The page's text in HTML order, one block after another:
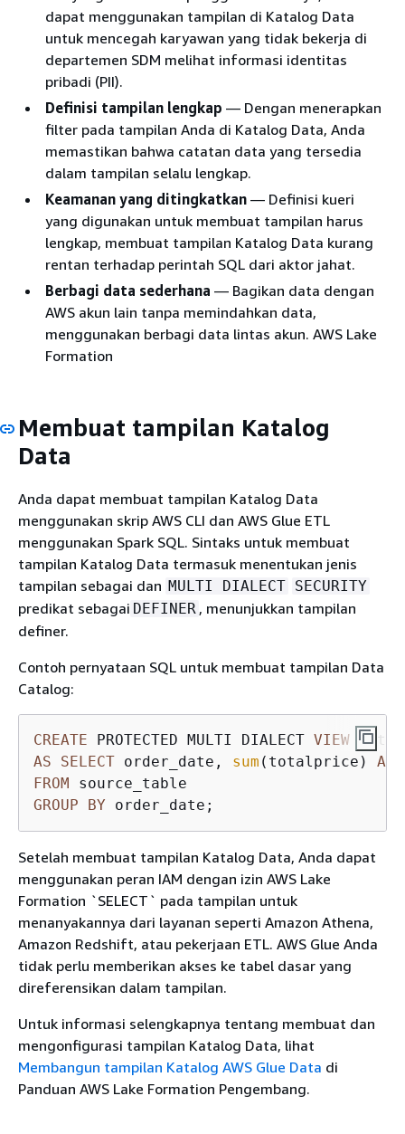
dapat menggunakan tampilan di Katalog Data
untuk mencegah karyawan yang tidak bekerja di
departemen SDM melihat informasi identitas
pribadi (PII).
Definisi tampilan lengkap — Dengan menerapkan
filter pada tampilan Anda di Katalog Data, Anda
memastikan bahwa catatan data yang tersedia
dalam tampilan selalu lengkap.
Keamanan yang ditingkatkan — Definisi kueri
yang digunakan untuk membuat tampilan harus
lengkap, membuat tampilan Katalog Data kurang
rentan terhadap perintah SQL dari aktor jahat.
Berbagi data sederhana — Bagikan data dengan
AWS akun lain tanpa memindahkan data,
menggunakan berbagi data lintas akun. AWS Lake
Formation
Membuat tampilan Katalog
Data
Anda dapat membuat tampilan Katalog Data
menggunakan skrip AWS CLI dan AWS Glue ETL
menggunakan Spark SQL. Sintaks untuk membuat
tampilan Katalog Data termasuk menentukan jenis
tampilan sebagai dan MULTI DIALECT SECURITY
predikat sebagai DEFINER , menunjukkan tampilan
definer.
Contoh pernyataan SQL untuk membuat tampilan Data
Catalog:
CREATE PROTECTED MULTI DIALECT VIEW
AS
SELECT order_date, sum (totalprice) AS
FROM
GROUP
BY order_date;
Setelah membuat tampilan Katalog Data, Anda dapat
menggunakan peran IAM dengan izin AWS Lake
Formation `SELECT` pada tampilan untuk
menanyakannya dari layanan seperti Amazon Athena,
Amazon Redshift, atau pekerjaan ETL. AWS Glue Anda
tidak perlu memberikan akses ke tabel dasar yang
direferensikan dalam tampilan.
Untuk informasi selengkapnya tentang membuat dan
mengonfigurasi tampilan Katalog Data, lihat
Membangun tampilan Katalog AWS Glue Data di
Panduan AWS Lake Formation Pengembang.